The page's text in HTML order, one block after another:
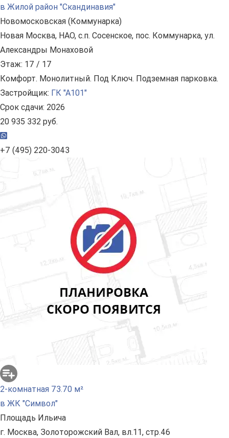
в Жилой район "Скандинавия"
Новомосковская (Коммунарка)
Новая Москва, НАО, с.п. Сосенское, пос. Коммунарка, ул.
Александры Монаховой
Этаж: 17 / 17
Комфорт. Монолитный. Под Ключ. Подземная парковка.
Застройщик: ГК "А101"
Срок сдачи: 2026
20 935 332 руб.
+7 (495) 220-3043
2-комнатная 73.70 м²
в ЖК "Символ"
Площадь Ильича
г. Москва, Золоторожский Вал, вл.11, стр.46